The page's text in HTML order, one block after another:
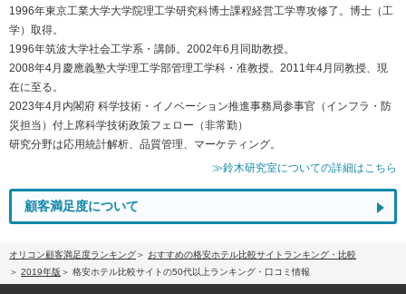
1996年東京工業大学大学院理工学研究科博士課程経営工学専攻修了。博士（工
学）取得。
1996年筑波大学社会工学系・講師。2002年6月同助教授。
2008年4月慶應義塾大学理工学部管理工学科・准教授。2011年4月同教授、現
在に至る。
2023年4月内閣府 科学技術・イノベーション推進事務局参事官（インフラ・防
災担当）付上席科学技術政策フェロー（非常勤）
研究分野は応用統計解析、品質管理、マーケティング。
≫鈴木研究室についての詳細はこちら
顧客満足度について
オリコン顧客満足度ランキング
おすすめの格安ホテル比較サイトランキング・比較
2019年版
格安ホテル比較サイトの50代以上ランキング・口コミ情報